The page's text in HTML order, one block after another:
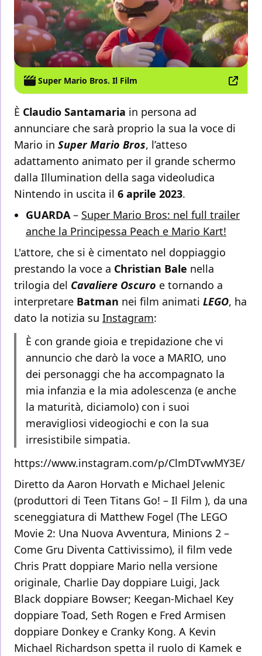
Super Mario Bros. Il Film
È Claudio Santamaria in persona ad
annunciare che sarà proprio la sua la voce di
Mario in Super Mario Bros, l’atteso
adattamento animato per il grande schermo
dalla Illumination della saga videoludica
Nintendo in uscita il 6 aprile 2023.
GUARDA– Super Mario Bros: nel full trailer
anche la Principessa Peach e Mario Kart!
L'attore, che si è cimentato nel doppiaggio
prestando la voce a Christian Bale nella
trilogia del Cavaliere Oscuro e tornando a
interpretare Batman nei film animati LEGO, ha
dato la notizia su Instagram:
È con grande gioia e trepidazione che vi
annuncio che darò la voce a MARIO, uno
dei personaggi che ha accompagnato la
mia infanzia e la mia adolescenza (e anche
la maturità, diciamolo) con i suoi
meravigliosi videogiochi e con la sua
irresistibile simpatia.
https://www.instagram.com/p/ClmDTvwMY3E/
Diretto da Aaron Horvath e Michael Jelenic
(produttori di Teen Titans Go! – Il Film ), da una
sceneggiatura di Matthew Fogel (The LEGO
Movie 2: Una Nuova Avventura, Minions 2 –
Come Gru Diventa Cattivissimo), il film vede
Chris Pratt doppiare Mario nella versione
originale, Charlie Day doppiare Luigi, Jack
Black doppiare Bowser; Keegan-Michael Key
doppiare Toad, Seth Rogen e Fred Armisen
doppiare Donkey e Cranky Kong. A Kevin
Michael Richardson spetta il ruolo di Kamek e